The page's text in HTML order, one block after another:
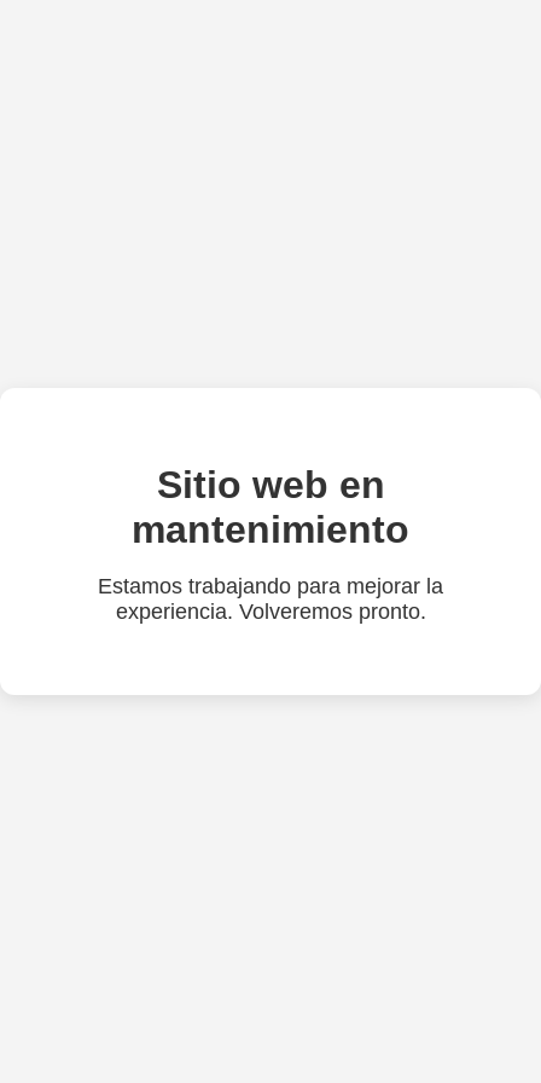
Sitio web en
mantenimiento
Estamos trabajando para mejorar la
experiencia. Volveremos pronto.